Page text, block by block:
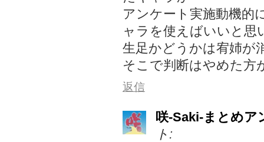
アンケート実施動機的
ャラを使えばいいと思
生足かどうかは宥姉が
そこで判断はやめた方
返信
咲-Saki-まとめア
ト: